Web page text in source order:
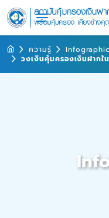
ความรู้
วงเงินคุ้มครองเงินฝากใ